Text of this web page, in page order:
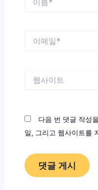
다음 번 댓글 작성
일, 그리고 웹사이트를